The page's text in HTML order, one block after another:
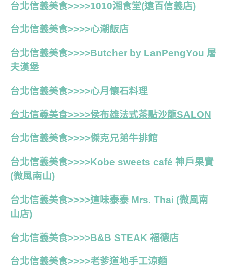
台北信義美食>>>>1010湘食堂(遠百信義店)
台北信義美食>>>>心潮飯店
台北信義美食>>>>Butcher by LanPengYou 屠
夫漢堡
台北信義美食>>>>心月懷石料理
台北信義美食>>>>侯布雄法式茶點沙龍SALON
台北信義美食>>>>傑克兄弟牛排館
台北信義美食>>>>Kobe sweets café 神戶果實
(微風南山)
台北信義美食>>>>這味泰泰 Mrs. Thai (微風南
山店)
台北信義美食>>>>B&B STEAK 福德店
台北信義美食>>>>老爹道地手工涼麵